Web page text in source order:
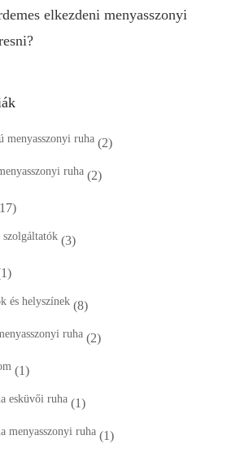
elkezdeni menyasszonyi
menyasszonyi ruha (2)
ruha (2)
(3)
és helyszínek (8)
ruha (2)
(1)
esküvői ruha (1)
menyasszonyi ruha (1)